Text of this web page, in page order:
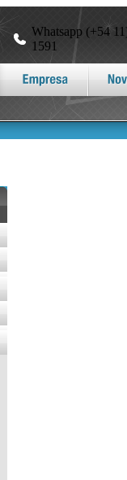
Whatsapp (+54
1591